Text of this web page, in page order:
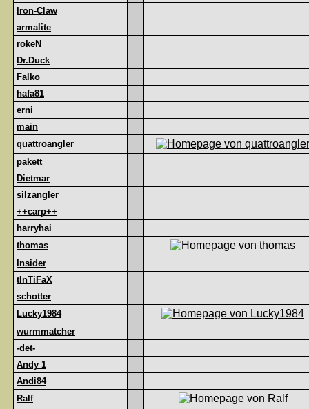
Iron-Claw
armalite
rokeN
Dr.Duck
Falko
hafa81
erni
main
quattroangler
pakett
Dietmar
silzangler
++carp++
harryhai
thomas
Insider
tInTiFaX
schotter
Lucky1984
wurmmatcher
-det-
Andy 1
Andi84
Ralf